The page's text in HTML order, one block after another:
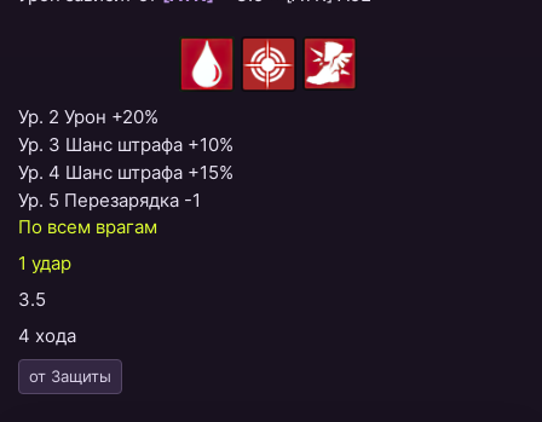
Ур. 2 Урон +20%
Ур. 3 Шанс штрафа +10%
Ур. 4 Шанс штрафа +15%
Ур. 5 Перезарядка -1
По всем врагам
1 удар
3.5
4 хода
от Защиты